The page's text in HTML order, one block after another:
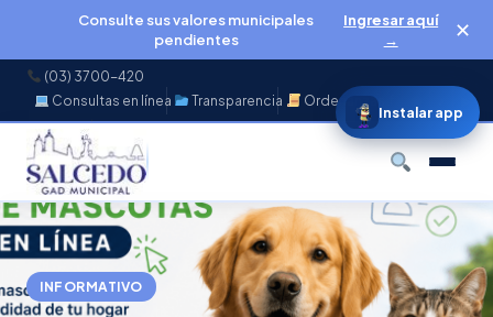
Consulte sus valores municipales
pendientes
Ingresar aquí
→
✕
(03) 3700-420
Consultas en línea
Transparencia Ordenanzas
Buscar
INFORMATIVO
Instalar app